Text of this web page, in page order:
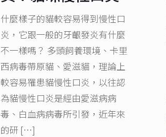
什麼樣子的貓較容易得到慢性口
炎，它跟一般的牙齦發炎有什麼
不一樣嗎？ 多頭飼養環境、卡里
西病毒帶原貓、愛滋貓，理論上
較容易罹患貓慢性口炎，以往認
為貓慢性口炎是經由愛滋病病
毒、白血病病毒所引發，近年來
的研 […]